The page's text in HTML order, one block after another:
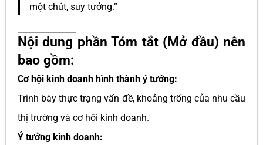
một chút, suy tưởng.”
Nội dung phần Tóm tắt (Mở đầu) nên
bao gồm:
Cơ hội kinh doanh hình thành ý tưởng:
Trình bày thực trạng vấn đề, khoảng trống của nhu cầu
thị trường và cơ hội kinh doanh.
Ý tưởng kinh doanh: